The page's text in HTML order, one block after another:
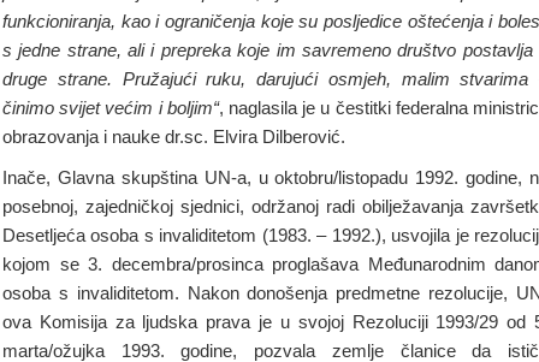
funkcioniranja, kao i ograničenja koje su posljedice oštećenja i
s jedne strane, ali i prepreka koje im savremeno društvo postavlja
druge strane. Pružajući ruku, darujući osmjeh, malim stvarima
činimo svijet većim i boljim“, naglasila je u čestitki federalna
obrazovanja i nauke dr.sc. Elvira Dilberović.
Inače, Glavna skupština UN-a, u oktobru/listopadu 1992. godine,
posebnoj, zajedničkoj sjednici, održanoj radi obilježavanja
Desetljeća osoba s invaliditetom (1983. – 1992.), usvojila je
kojom se 3. decembra/prosinca proglašava Međunarodnim
osoba s invaliditetom. Nakon donošenja predmetne rezolucije,
ova Komisija za ljudska prava je u svojoj Rezoluciji 1993/29 od
marta/ožujka 1993. godine, pozvala zemlje članice da